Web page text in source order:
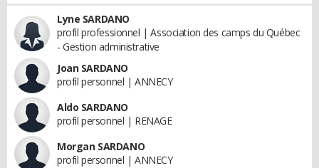
Lyne SARDANO
profil professionnel | Association des camps du Québec
- Gestion administrative
Joan SARDANO
profil personnel | ANNECY
Aldo SARDANO
profil personnel | RENAGE
Morgan SARDANO
profil personnel | ANNECY